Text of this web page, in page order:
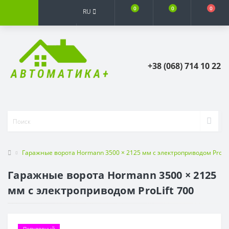
RU 0 0 0
+38 (068) 714 10 22
Гаражные ворота Hormann 3500 × 2125 мм c электроприводом
Гаражные ворота Hormann 3500 × 2125
мм c электроприводом ProLift 700